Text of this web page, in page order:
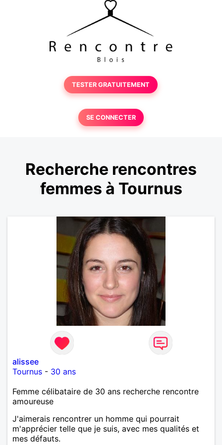
TESTER GRATUITEMENT
SE CONNECTER
Recherche rencontres
femmes à Tournus
alissee
Tournus - 30 ans
Femme célibataire de 30 ans recherche rencontre
amoureuse
J'aimerais rencontrer un homme qui pourrait
m'apprécier telle que je suis, avec mes qualités et
mes défauts.